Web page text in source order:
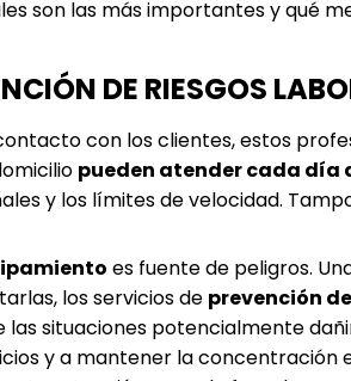
son las más importantes y qué
DE RIESGOS
con los clientes, estos
pueden atender cada día
y los límites de velocidad.
es fuente de peligros.
los servicios de prevención
las situaciones potencialmente
y a mantener la concentración